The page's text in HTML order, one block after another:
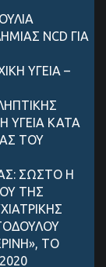
NCD ΓΙΑ
ΥΓΕIΑ –
ΥΓΕΙΑ ΚΑΤΑ
ΤΟΥ
ΣΩΣΤΟ Η
ΤΗΣ
ΤΟ